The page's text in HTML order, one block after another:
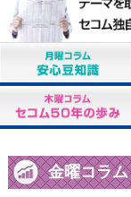
金曜コラ